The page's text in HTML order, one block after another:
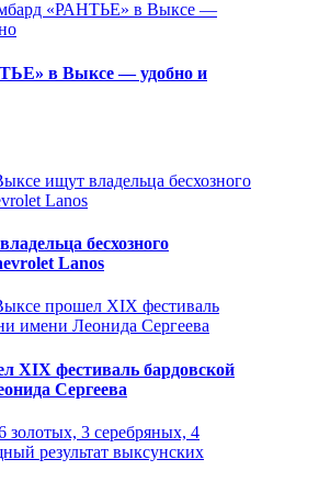
в Выксе — удобно и
бесхозного
Lanos
XIX фестиваль бардовской
Сергеева